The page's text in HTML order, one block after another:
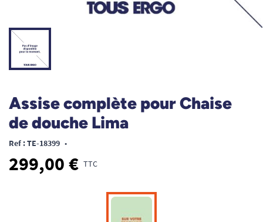
Assise complète pour Chaise
de douche Lima
Ref : TE-18399 •
299,00 € TTC